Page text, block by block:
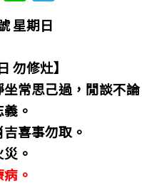
n
e
gr
a
m
星期日
勿修灶】
常思己過，閒談不論
。
喜事勿取。
。
。